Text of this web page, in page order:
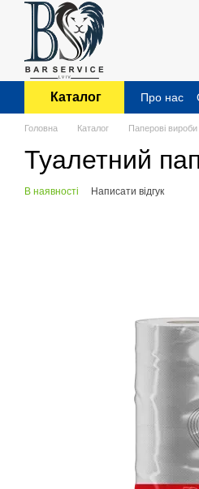
Перейти до основного контенту
Каталог Про нас
Головна Каталог Паперові вироби
Туалетний
В наявності Написати відгук